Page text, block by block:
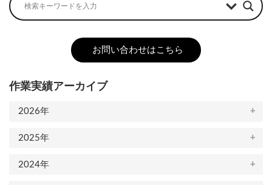
の
ペ
送
り
ジ
お問い合わせはこちら
作業実績アーカイブ
2026年
2025年
2024年